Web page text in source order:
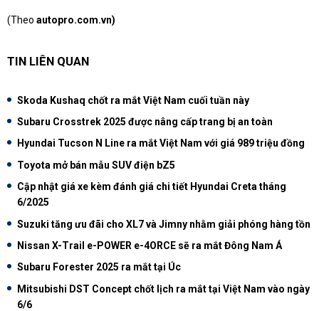
(Theo autopro.com.vn)
TIN LIÊN QUAN
Skoda Kushaq chốt ra mắt Việt Nam cuối tuần này
Subaru Crosstrek 2025 được nâng cấp trang bị an toàn
Hyundai Tucson N Line ra mắt Việt Nam với giá 989 triệu đồng
Toyota mở bán mẫu SUV điện bZ5
Cập nhật giá xe kèm đánh giá chi tiết Hyundai Creta tháng
6/2025
Suzuki tăng ưu đãi cho XL7 và Jimny nhằm giải phóng hàng tồn
Nissan X-Trail e-POWER e-4ORCE sẽ ra mắt Đông Nam Á
Subaru Forester 2025 ra mắt tại Úc
Mitsubishi DST Concept chốt lịch ra mắt tại Việt Nam vào ngày
6/6